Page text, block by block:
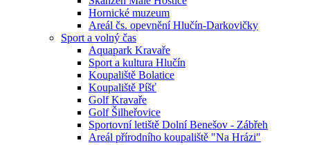
Hornické muzeum
Areál čs. opevnění Hlučín-Darkovičky
Sport a volný čas
Aquapark Kravaře
Sport a kultura Hlučín
Koupaliště Bolatice
Koupaliště Píšť
Golf Kravaře
Golf Šilheřovice
Sportovní letiště Dolní Benešov - Zábřeh
Areál přírodního koupaliště "Na Hrázi"